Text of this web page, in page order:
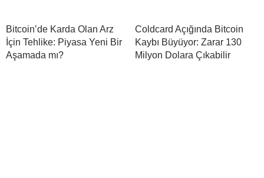
Bitcoin’de Karda Olan Arz
İçin Tehlike: Piyasa Yeni Bir
Aşamada mı?
Coldcard Açığında Bitcoin
Kaybı Büyüyor: Zarar 130
Milyon Dolara Çıkabilir